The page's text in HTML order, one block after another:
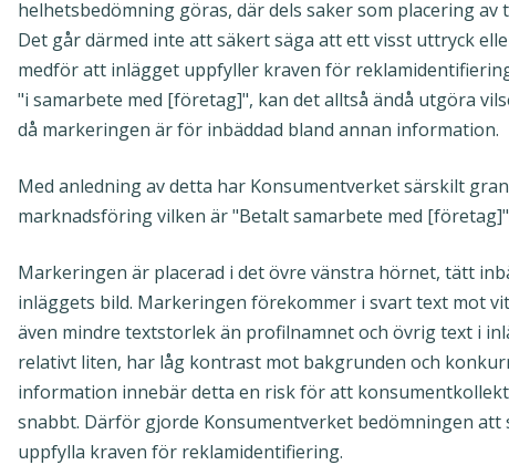
helhetsbedömning göras, där dels saker som placering
Det går därmed inte att säkert säga att ett visst uttryck
medför att inlägget uppfyller kraven för
"i samarbete med [företag]", kan det alltså ändå utgöra
då markeringen är för inbäddad bland annan information.
Med anledning av detta har Konsumentverket särskilt
marknadsföring vilken är "Betalt samarbete med
Markeringen är placerad i det övre vänstra hörnet, tätt
inläggets bild. Markeringen förekommer i svart text mot
även mindre textstorlek än profilnamnet och övrig text i
relativt liten, har låg kontrast mot bakgrunden och
information innebär detta en risk för att
snabbt. Därför gjorde Konsumentverket bedömningen
uppfylla kraven för reklamidentifiering.